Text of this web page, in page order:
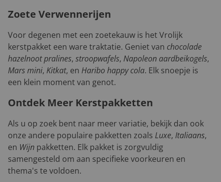
Zoete Verwennerijen
Voor degenen met een zoetekauw is het Vrolijk
kerstpakket een ware traktatie. Geniet van chocolade
hazelnoot pralines, stroopwafels, Napoleon aardbeikogels,
Mars mini, Kitkat, en Haribo happy cola. Elk snoepje is
een klein moment van genot.
Ontdek Meer Kerstpakketten
Als u op zoek bent naar meer variatie, bekijk dan ook
onze andere populaire pakketten zoals Luxe, Italiaans,
en Wijn pakketten. Elk pakket is zorgvuldig
samengesteld om aan specifieke voorkeuren en
thema's te voldoen.